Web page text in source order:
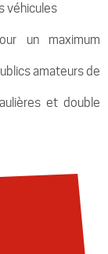
véhicules
un maximum
amateurs de
et double